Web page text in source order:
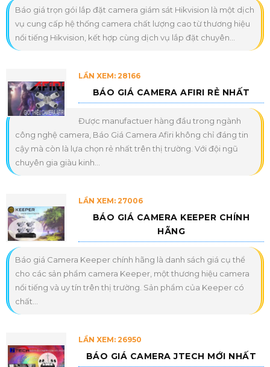
Báo giá trọn gói lắp đặt camera giám sát Hikvision là một dịch
vụ cung cấp hệ thống camera chất lượng cao từ thương hiệu
nổi tiếng Hikvision, kết hợp cùng dịch vụ lắp đặt chuyên...
LẦN XEM: 28166
BÁO GIÁ CAMERA AFIRI RẺ NHẤT
Được manufactuer hàng đầu trong ngành
công nghệ camera, Báo Giá Camera Afiri không chỉ đáng tin
cậy mà còn là lựa chọn rẻ nhất trên thị trường. Với đội ngũ
chuyên gia giàu kinh...
LẦN XEM: 27006
BÁO GIÁ CAMERA KEEPER CHÍNH
HÃNG
Báo giá Camera Keeper chính hãng là danh sách giá cụ thể
cho các sản phẩm camera Keeper, một thương hiệu camera
nổi tiếng và uy tín trên thị trường. Sản phẩm của Keeper có
chất...
LẦN XEM: 26950
BÁO GIÁ CAMERA JTECH MỚI NHẤT